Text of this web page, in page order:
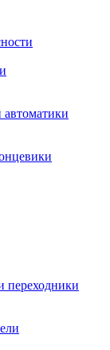
переходники